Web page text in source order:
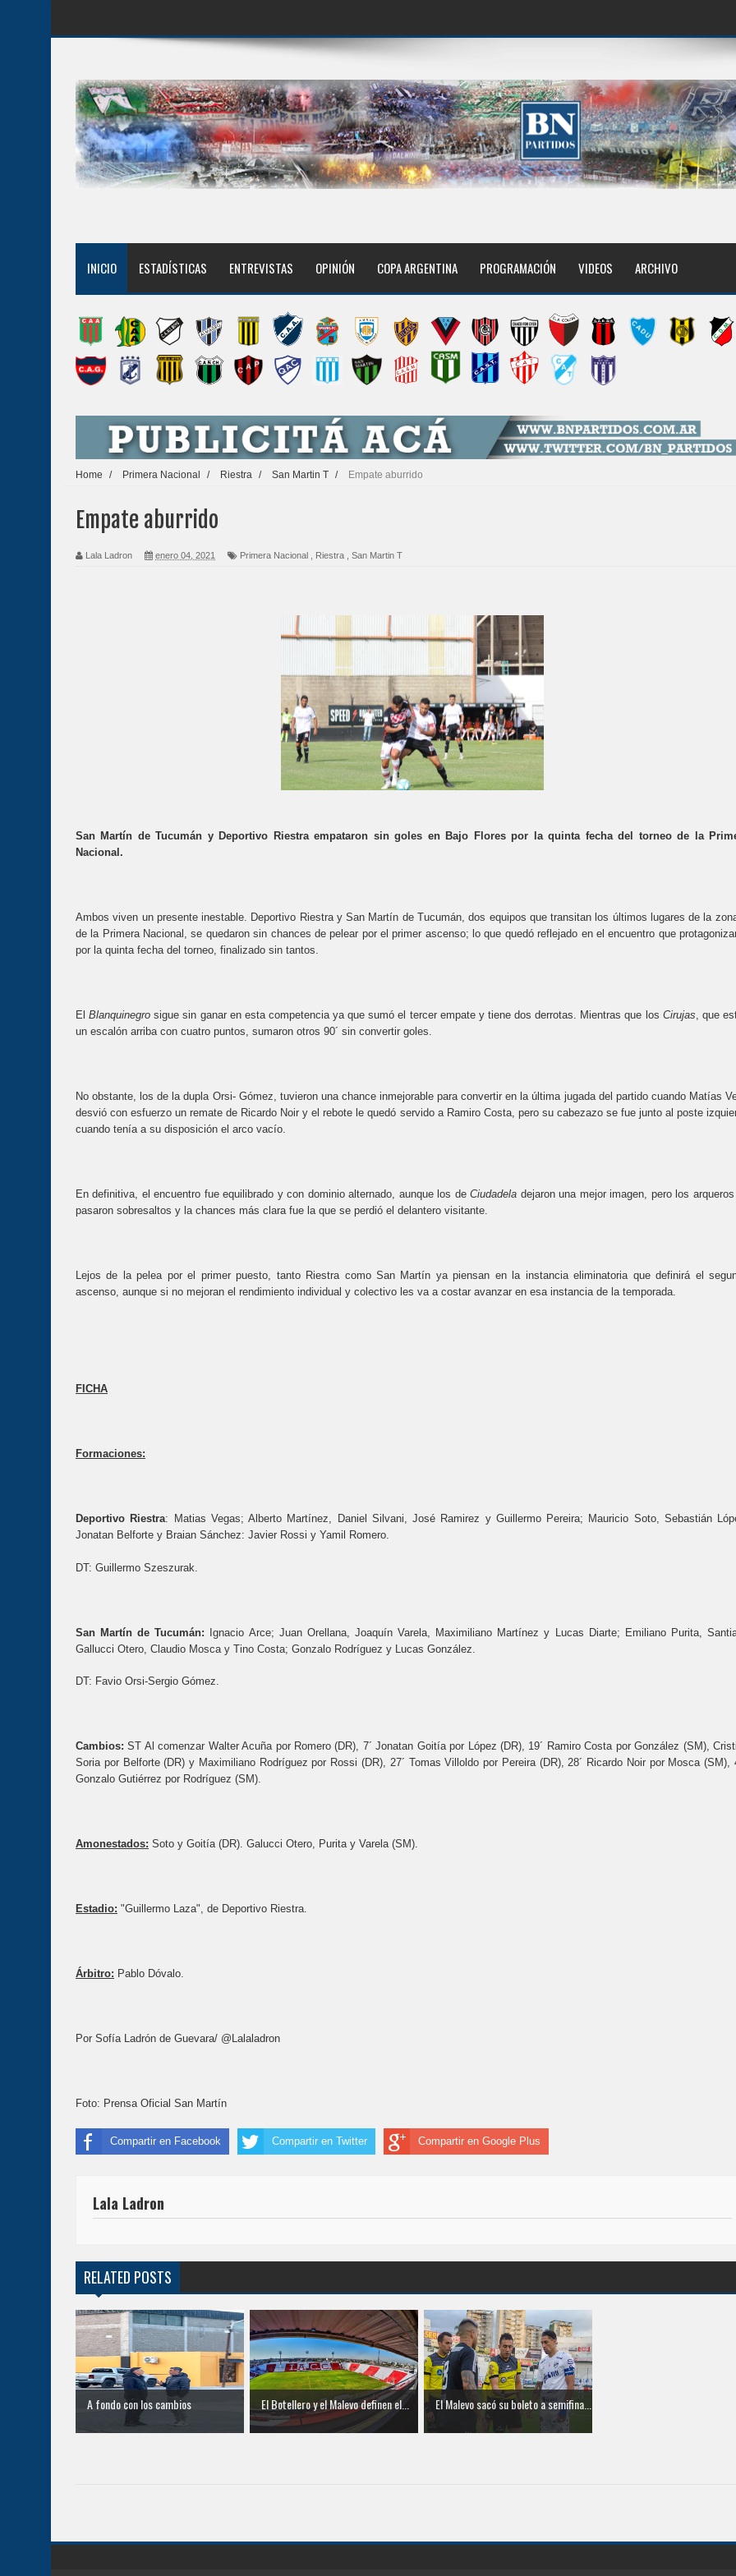
INICIO ESTADÍSTICAS ENTREVISTAS OPINIÓN COPA ARGENTINA PROGRAMACIÓN VIDEOS ARCHIVO
Home / Primera Nacional / Riestra / San Martin T / Empate aburrido
Empate aburrido
Lala Ladron enero 04, 2021 Primera Nacional Riestra San Martin T
San Martín de Tucumán y Deportivo Riestra empataron sin goles en Bajo Flores por la quinta fecha del torneo de la
Nacional.
Ambos viven un presente inestable. Deportivo Riestra y San Martín de Tucumán, dos equipos que transitan los últimos lugares de la
de la Primera Nacional, se quedaron sin chances de pelear por el primer ascenso; lo que quedó reflejado en el encuentro que
por la quinta fecha del torneo, finalizado sin tantos.
ElBlanquinegro sigue sin ganar en esta competencia ya que sumó el tercer empate y tiene dos derrotas. Mientras que los Cirujas , que
un escalón arriba con cuatro puntos, sumaron otros 90´ sin convertir goles.
No obstante, los de la dupla Orsi- Gómez, tuvieron una chance inmejorable para convertir en la última jugada del partido cuando Matías
desvió con esfuerzo un remate de Ricardo Noir y el rebote le quedó servido a Ramiro Costa, pero su cabezazo se fue junto al poste
cuando tenía a su disposición el arco vacío.
En definitiva, el encuentro fue equilibrado y con dominio alternado, aunque los deCiudadela dejaron una mejor imagen, pero los
pasaron sobresaltos y la chances más clara fue la que se perdió el delantero visitante.
Lejos de la pelea por el primer puesto, tanto Riestra como San Martín ya piensan en la instancia eliminatoria que definirá el
ascenso, aunque si no mejoran el rendimiento individual y colectivo les va a costar avanzar en esa instancia de la temporada.
FICHA
Formaciones:
Deportivo Riestra: Matias Vegas; Alberto Martínez, Daniel Silvani, José Ramirez y Guillermo Pereira; Mauricio Soto, Sebastián
Jonatan Belforte y Braian Sánchez: Javier Rossi y Yamil Romero.
DT: Guillermo Szeszurak.
San Martín de Tucumán:
Ignacio Arce; Juan Orellana, Joaquín Varela, Maximiliano Martínez y Lucas Diarte; Emiliano Purita,
Gallucci Otero, Claudio Mosca y Tino Costa; Gonzalo Rodríguez y Lucas González.
DT: Favio Orsi-Sergio Gómez.
Cambios: ST Al comenzar Walter Acuña por Romero (DR), 7´ Jonatan Goitía por López (DR), 19´ Ramiro Costa por González (SM),
Soria por Belforte (DR) y Maximiliano Rodríguez por Rossi (DR), 27´ Tomas Villoldo por Pereira (DR), 28´ Ricardo Noir por Mosca (SM),
Gonzalo Gutiérrez por Rodríguez (SM).
Amonestados: Soto y Goitía (DR). Galucci Otero, Purita y Varela (SM).
Estadio: "Guillermo Laza", de Deportivo Riestra.
Árbitro: Pablo Dóvalo.
Por Sofía Ladrón de Guevara/ @Lalaladron
Foto: Prensa Oficial San Martín
Compartir en Facebook Compartir en Twitter Compartir en Google Plus
Lala Ladron
RELATED POSTS
A fondo con los cambios El Botellero y el Malevo definen el... El Malevo sacó su boleto a semifina...